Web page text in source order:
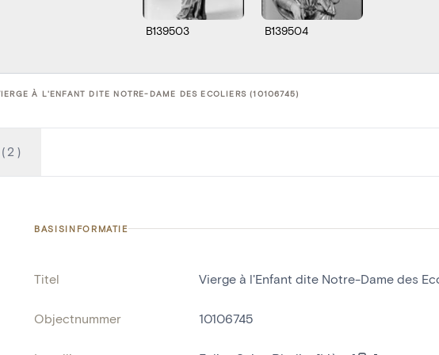
B139503 B139504
À L'ENFANT DITE NOTRE-DAME DES ECOLIERS (10106745)
BASISINFORMATIE
Titel Vierge à l'Enfant dite Notre-Dame des
Objectnummer 10106745